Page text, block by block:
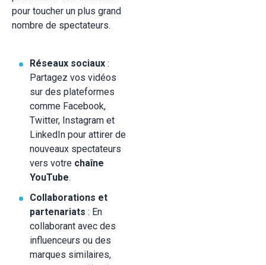
pour toucher un plus grand
nombre de spectateurs.
Réseaux sociaux :
Partagez vos vidéos
sur des plateformes
comme Facebook,
Twitter, Instagram et
LinkedIn pour attirer de
nouveaux spectateurs
vers votre chaîne
YouTube.
Collaborations et
partenariats : En
collaborant avec des
influenceurs ou des
marques similaires,